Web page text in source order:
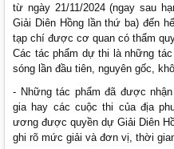
từ ngày 21/11/2024 (ngay sau
Giải Diên Hồng lần thứ ba) đến
tạp chí được cơ quan có thẩm
Các tác phẩm dự thi là những
sóng lần đầu tiên, nguyên gốc,
- Những tác phẩm đã được
gia hay các cuộc thi của địa
ương được quyền dự Giải Diên
ghi rõ mức giải và đơn vị, thời